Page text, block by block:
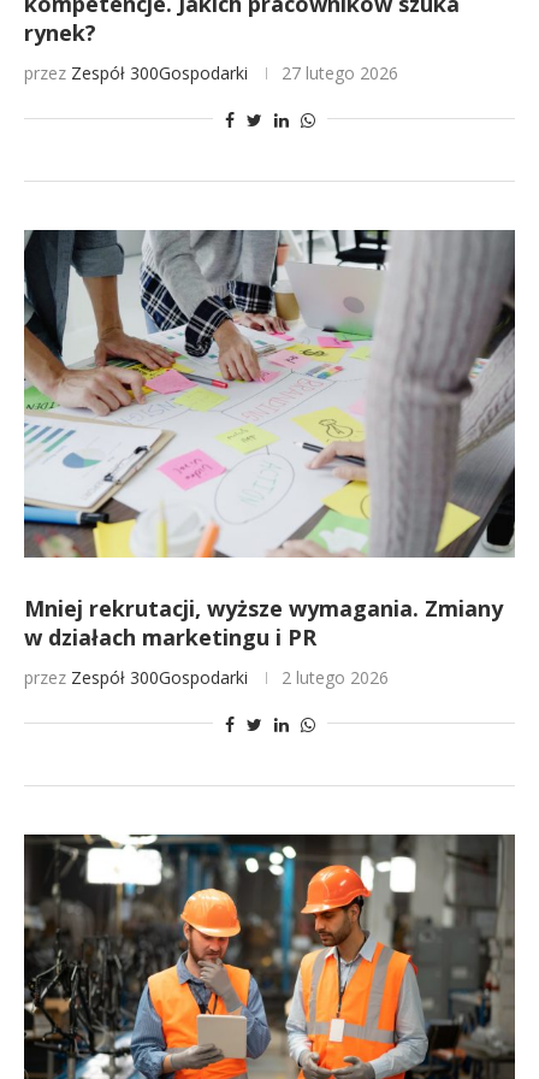
rynek?
przez Zespół 300Gospodarki 27 lutego 2026
Mniej rekrutacji, wyższe wymagania. Zmiany
w działach marketingu i PR
przez Zespół 300Gospodarki 2 lutego 2026